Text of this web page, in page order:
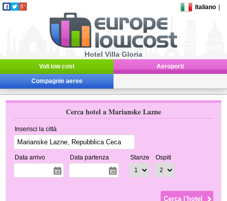
Italiano
Hotel Villa Gloria
Voli low cost Aeroporti
Compagnie aeree
Cerca hotel a Marianske Lazne
Inserisci la città
Data arrivo Data partenza Stanze Ospiti